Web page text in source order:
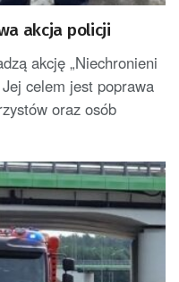
akcja policji
akcję „Niechronieni
celem jest poprawa
oraz osób